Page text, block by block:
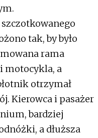
tak, by było
rama
motocykla, a
otrzymał
Kierowca i pasażer
bardziej
a dłuższa